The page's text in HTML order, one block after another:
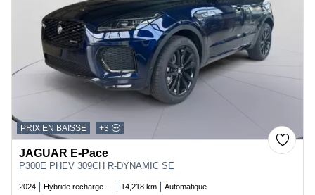
PRIX EN BAISSE +3
JAGUAR E-Pace
P300E PHEV 309CH R-DYNAMIC SE
2024 14,218 km Automatique